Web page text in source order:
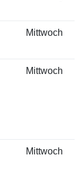
Mittwoch
Mittwoch
Mittwoch